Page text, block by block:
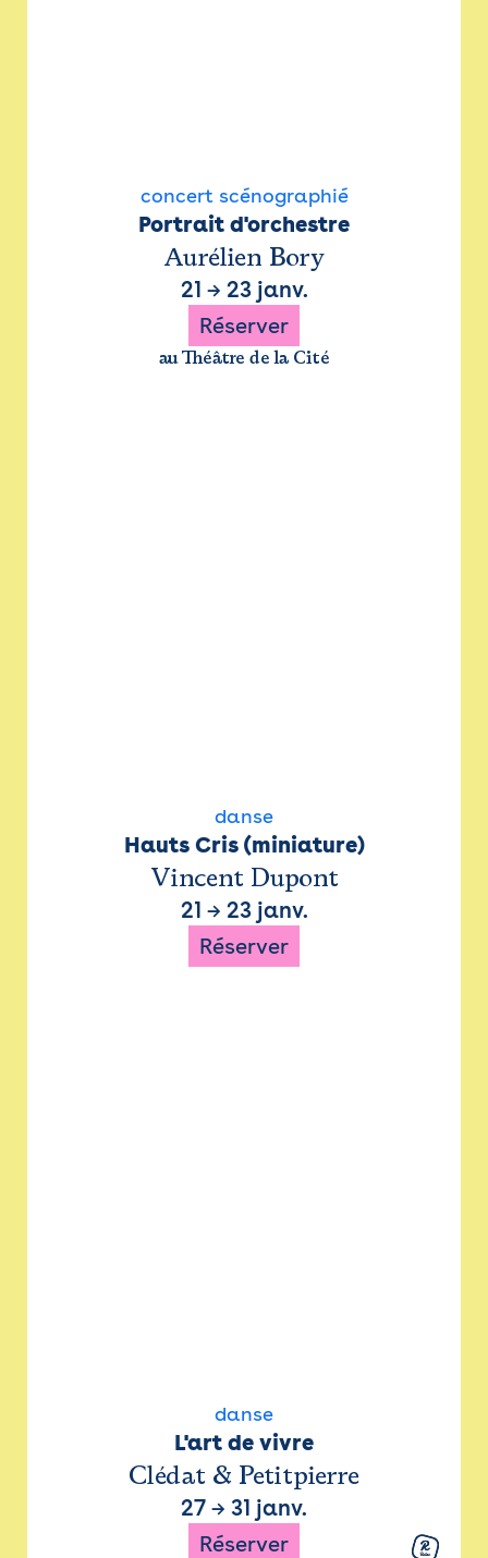
concert scénographié
Portrait d'orchestre
Aurélien Bory
21 → 23 janv.
Réserver
au Théâtre de la Cité
danse
Hauts Cris (miniature)
Vincent Dupont
21 → 23 janv.
Réserver
danse
L'art de vivre
Clédat & Petitpierre
27 → 31 janv.
Réserver